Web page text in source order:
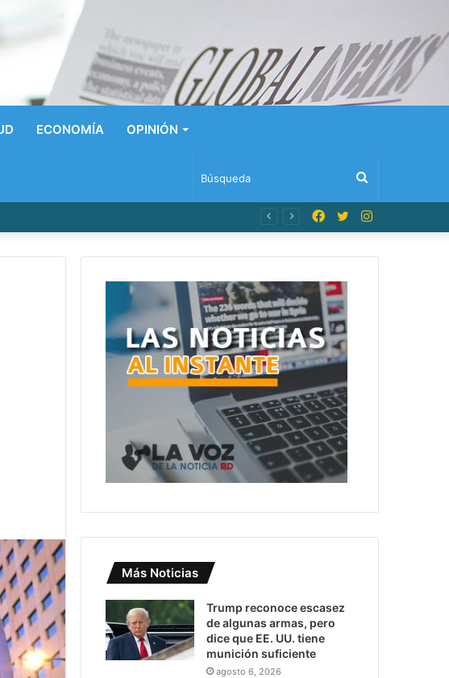
ECONOMÍA OPINIÓN
Búsqueda
de la Natación Dominicana Instagram
Twitter
Facebook
Más Noticias
Trump reconoce escasez
de algunas armas, pero
dice que EE. UU. tiene
munición suficiente
agosto 6, 2026